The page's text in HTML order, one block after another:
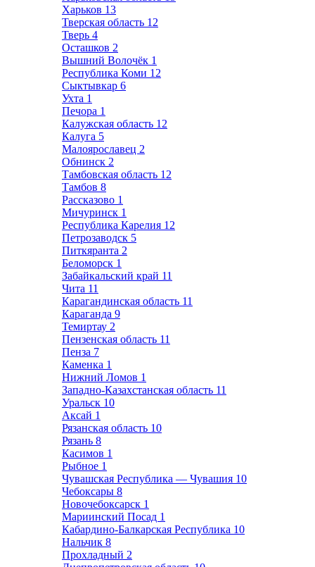
Харьков 13
Тверская область 12
Тверь 4
Осташков 2
Вышний Волочёк 1
Республика Коми 12
Сыктывкар 6
Ухта 1
Печора 1
Калужская область 12
Калуга 5
Малоярославец 2
Обнинск 2
Тамбовская область 12
Тамбов 8
Рассказово 1
Мичуринск 1
Республика Карелия 12
Петрозаводск 5
Питкяранта 2
Беломорск 1
Забайкальский край 11
Чита 11
Карагандинская область 11
Караганда 9
Темиртау 2
Пензенская область 11
Пенза 7
Каменка 1
Нижний Ломов 1
Западно-Казахстанская область 11
Уральск 10
Аксай 1
Рязанская область 10
Рязань 8
Касимов 1
Рыбное 1
Чувашская Республика — Чувашия 10
Чебоксары 8
Новочебоксарск 1
Мариинский Посад 1
Кабардино-Балкарская Республика 10
Нальчик 8
Прохладный 2